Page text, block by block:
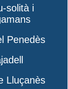
solità i
Penedès
Lluçanès